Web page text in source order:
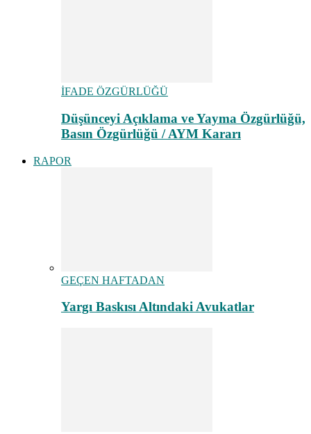
İFADE ÖZGÜRLÜĞÜ
Düşünceyi Açıklama ve Yayma Özgürlüğü,
Basın Özgürlüğü / AYM Kararı
RAPOR
GEÇEN HAFTADAN
Yargı Baskısı Altındaki Avukatlar